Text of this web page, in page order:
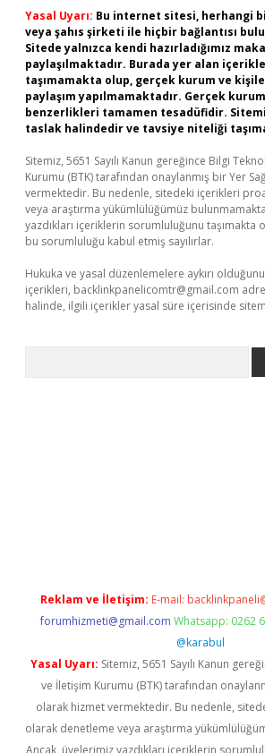
Yasal Uyarı: Bu internet sitesi, herhangi
veya şahıs şirketi ile hiçbir bağlantısı
Sitede yalnızca kendi hazırladığımız
paylaşılmaktadır. Burada yer alan
taşımamakta olup, gerçek kurum ve
paylaşım yapılmamaktadır. Gerçek
benzerlikleri tamamen tesadüfidir.
taslak halindedir ve tavsiye niteliği
Sitemiz, 5651 Sayılı Kanun gereğince Bilgi
Kurumu (BTK) tarafından onaylanmış bir Yer
vermektedir. Bu nedenle, sitedeki içerikleri
veya araştırma yükümlülüğümüz
yazdıkları içeriklerin sorumluluğunu taşımakta
bu sorumluluğu kabul etmiş sayılırlar.
Hukuka ve yasal düzenlemelere aykırı
içerikleri, backlinkpanelicomtr@gmail.com
halinde, ilgili içerikler yasal süre içerisinde
Reklam ve İletişim: E-mail:
forumhizmeti@gmail.com Whatsapp: 0262
@karabul
Yasal Uyarı: Sitemiz, 5651 Sayılı Kanun
ve İletişim Kurumu (BTK) tarafından
olarak hizmet vermektedir. Bu nedenle,
olarak denetleme veya araştırma
Ancak, üyelerimiz yazdıkları içeriklerin